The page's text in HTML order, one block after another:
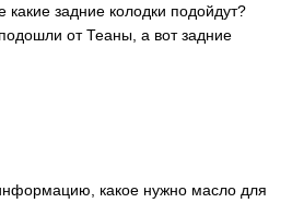
задние колодки подойдут?
от Теаны, а вот задние
какое нужно масло для